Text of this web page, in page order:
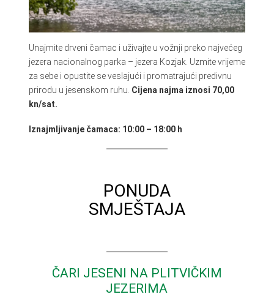
Unajmite drveni čamac i uživajte u vožnji preko najvećeg
jezera nacionalnog parka – jezera Kozjak. Uzmite vrijeme
za sebe i opustite se veslajući i promatrajući predivnu
prirodu u jesenskom ruhu. Cijena najma iznosi 70,00
kn/sat.
Iznajmljivanje čamaca: 10:00 – 18:00 h
PONUDA
SMJEŠTAJA
ČARI JESENI NA PLITVIČKIM
JEZERIMA